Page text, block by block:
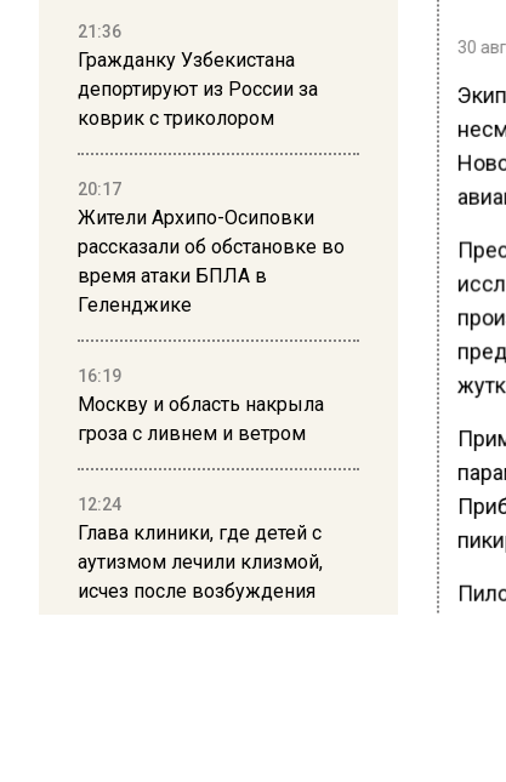
21:36
Гражданку Узбекистана
депортируют из России за
коврик с триколором
20:17
Жители Архипо-Осиповки
рассказали об обстановке во
время атаки БПЛА в
Геленджике
16:19
Москву и область накрыла
гроза с ливнем и ветром
12:24
Глава клиники, где детей с
аутизмом лечили клизмой,
исчез после возбуждения
30